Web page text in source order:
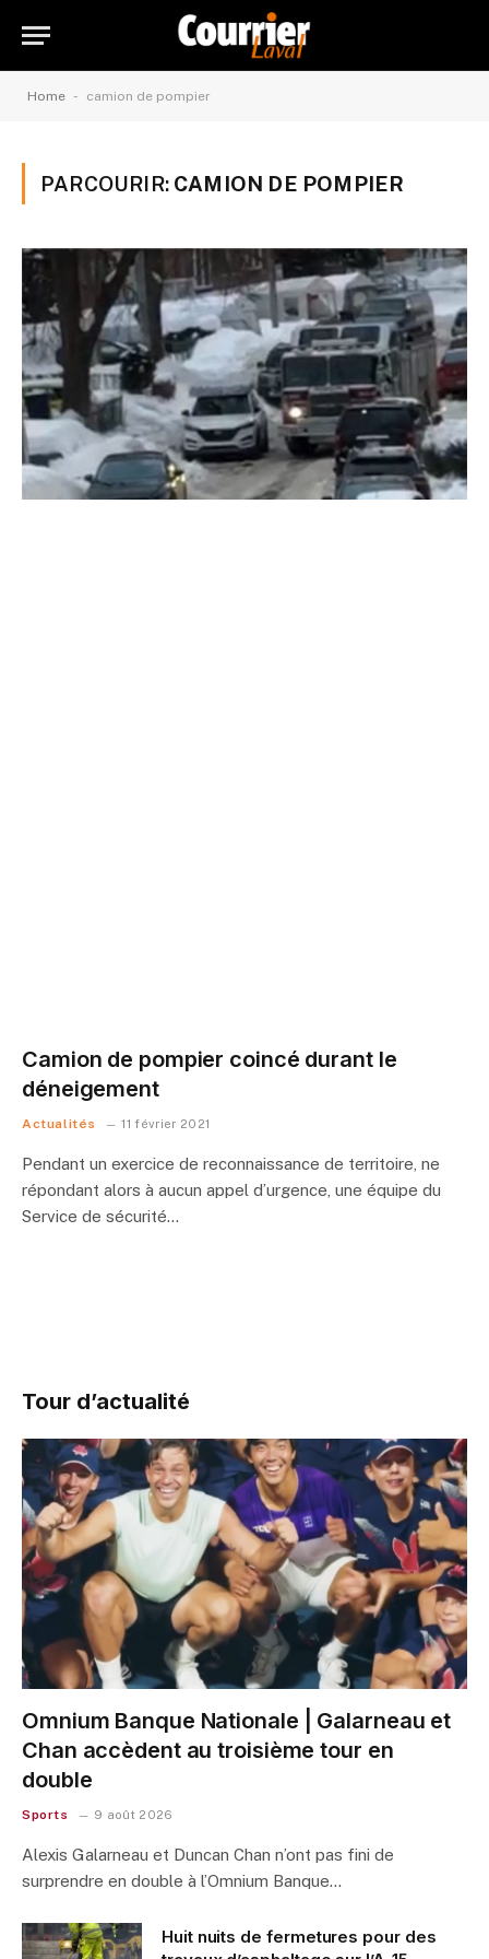
Home - camion de pompier
PARCOURIR: CAMION DE POMPIER
Camion de pompier coincé durant le
déneigement
Actualités 11 février 2021
Pendant un exercice de reconnaissance de territoire, ne
répondant alors à aucun appel d’urgence, une équipe du
Service de sécurité…
Tour d’actualité
Omnium Banque Nationale | Galarneau et
Chan accèdent au troisième tour en
double
Sports 9 août 2026
Alexis Galarneau et Duncan Chan n’ont pas fini de
surprendre en double à l’Omnium Banque…
Huit nuits de fermetures pour des